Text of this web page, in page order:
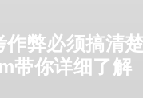
作弊必须搞清
带你详细了解